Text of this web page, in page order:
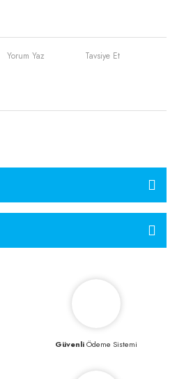
Yorum Yaz Tavsiye Et
GüvenliÖdeme Sistemi